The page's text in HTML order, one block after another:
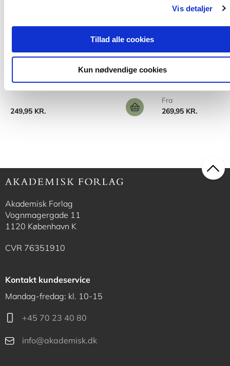
Vis detaljer
Tillad alle cookies
Kun nødvendige cookies
Softcover med flapper
Karen Wistoft Lars Qvortrup
249,95 KR.
2 formater
Maj Borggaard Hansen
Fra
269,95 KR.
Akademisk Forlag
Vognmagergade 11
1120 København K
CVR 76351910
Kontakt kundeservice
Mandag-fredag: kl. 10-15
+45 70 23 40 80
info@akademisk.dk